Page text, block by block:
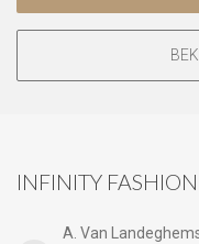
INFINITY FASHION
A. Van